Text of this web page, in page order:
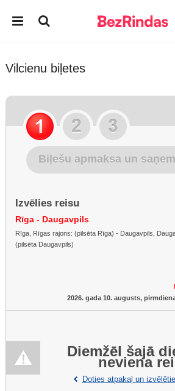
Vilcienu biļetes
Biļešu apmaksa un
Izvēlies reisu
Rīga - Daugavpils
Rīga, Rīgas rajons: (pilsēta Rīga) - Daugavpils,
(pilsēta Daugavpils)
2026. gada 10. augusts,
Diemžēl šajā
neviena
Doties atpakaļ un